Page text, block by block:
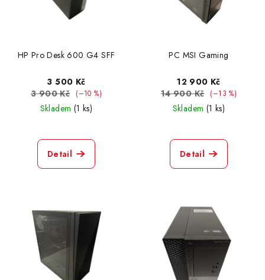
HP Pro Desk 600 G4 SFF
3 500 Kč
3 900 Kč
(–10 %)
Skladem (1 ks)
Detail
PC MSI Gaming
12 900 Kč
14 900 Kč (–13 %)
Skladem (1 ks)
Detail